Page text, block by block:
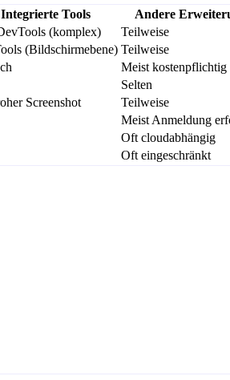
Integrierte Tools
Andere
(komplex)
Teilweise
(Bildschirmebene) Teilweise
Meist kostenpflichtig
Selten
Screenshot
Teilweise
Meist Anmeldung
Oft cloudabhängig
Oft eingeschränkt